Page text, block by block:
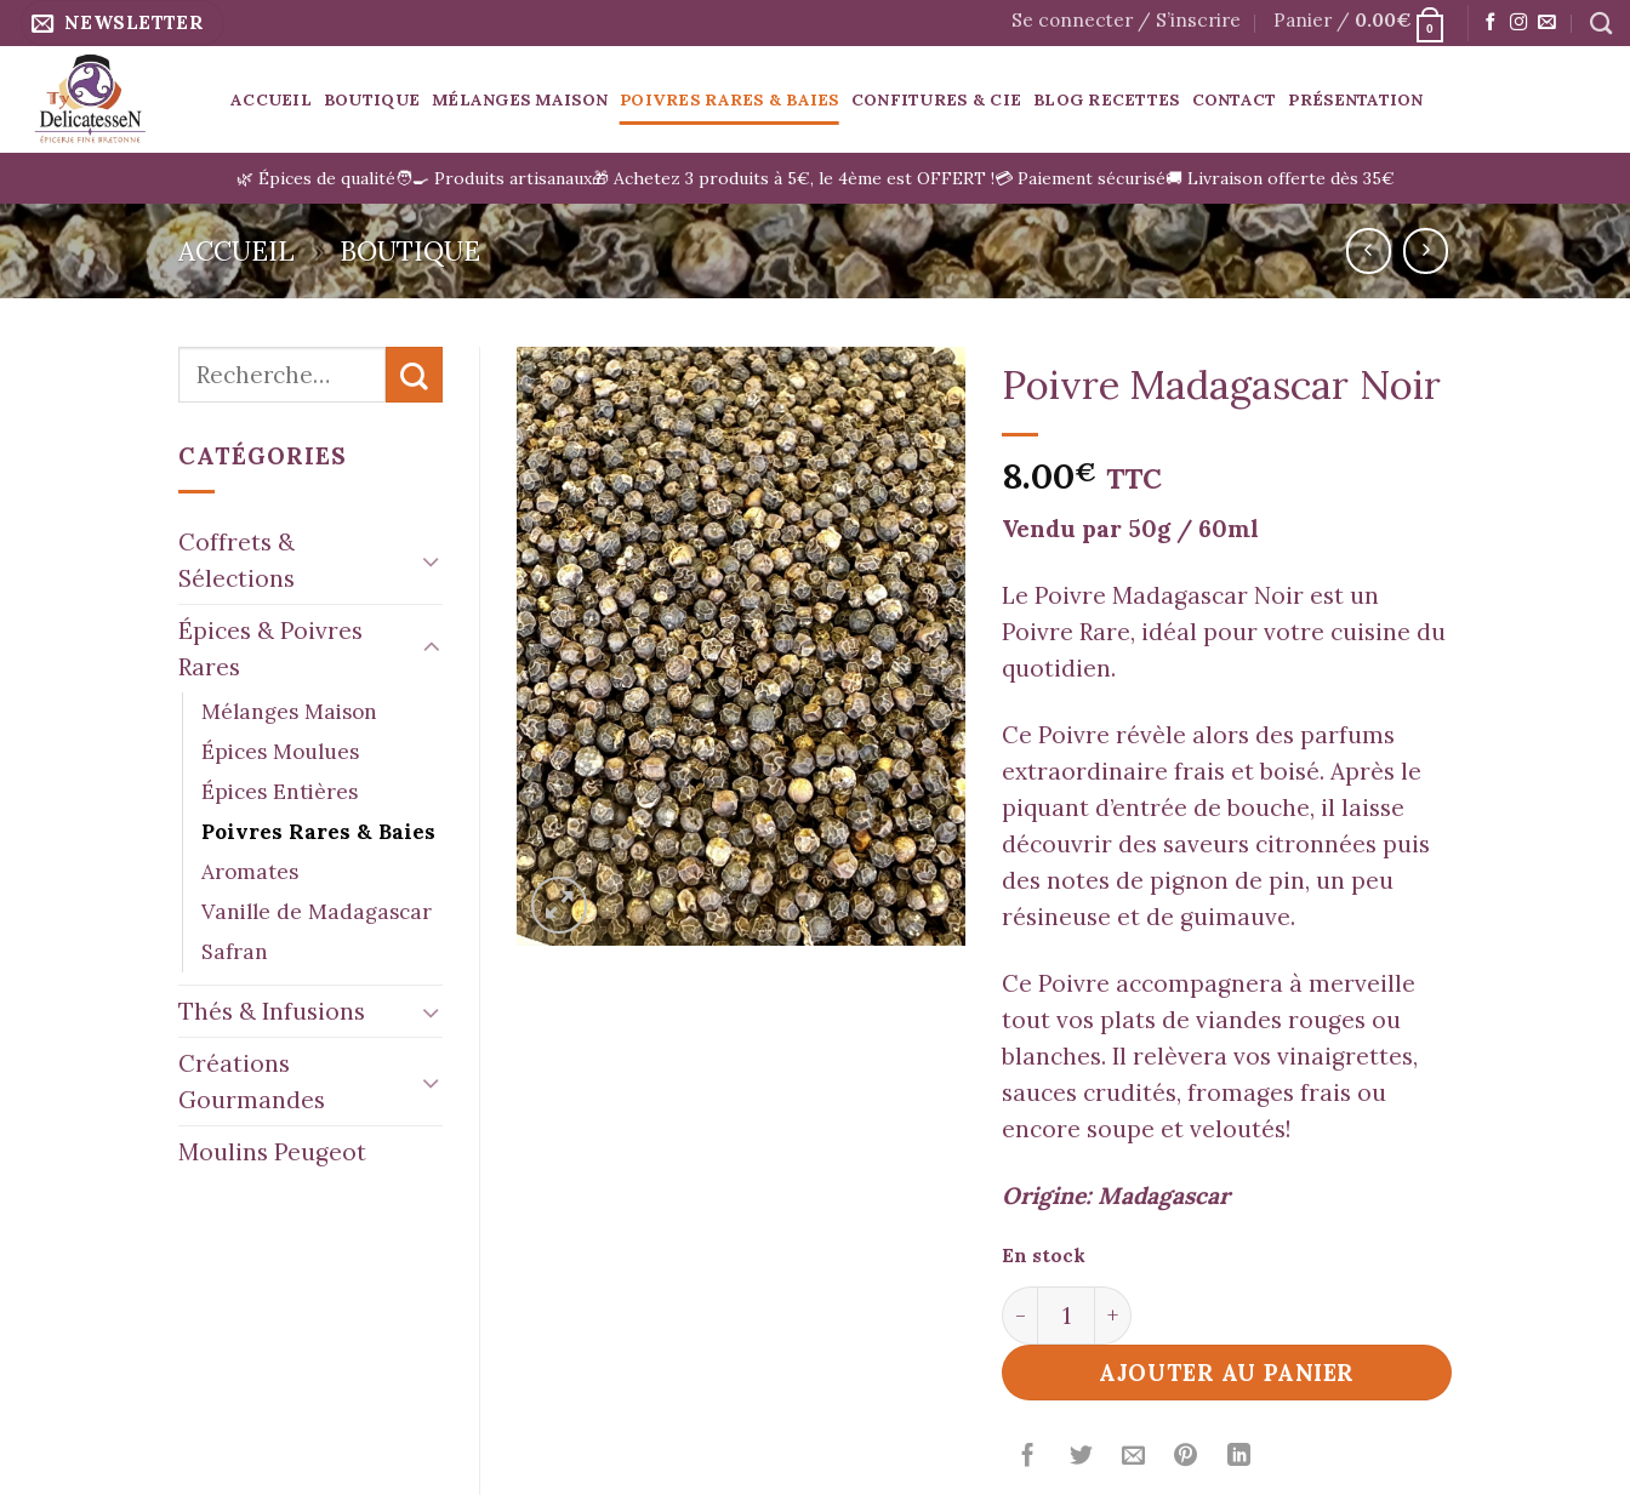
Passer
au
contenu
NEWSLETTER Se connecter / S’inscrire Panier / 0.00€ 0
ACCUEIL BOUTIQUE MÉLANGES MAISON POIVRES RARES & BAIES CONFITURES & CIE BLOG RECETTES CONTACT PRÉSENTATION
🌿 Épices de qualité🧑‍🍳 Produits artisanaux🎁 Achetez 3 produits à 5€, le 4ème est OFFERT !💳 Paiement sécurisé🚚 Livraison offerte dès 35€
ACCUEIL » BOUTIQUE
Recherche
CATÉGORIES
Coffrets &
Sélections
Épices & Poivres
Rares
Mélanges Maison
Épices Moulues
Épices Entières
Poivres Rares & Baies
Aromates
Vanille de Madagascar
Safran
Thés & Infusions
Créations
Gourmandes
Moulins Peugeot
Poivre Madagascar Noir
8.00€ TTC
Vendu par 50g / 60ml
Le Poivre Madagascar Noir est un
Poivre Rare, idéal pour votre cuisine du
quotidien.
Ce Poivre révèle alors des parfums
extraordinaire frais et boisé. Après le
piquant d’entrée de bouche, il laisse
découvrir des saveurs citronnées puis
des notes de pignon de pin, un peu
résineuse et de guimauve.
Ce Poivre accompagnera à merveille
tout vos plats de viandes rouges ou
blanches. Il relèvera vos vinaigrettes,
sauces crudités, fromages frais ou
encore soupe et veloutés!
Origine: Madagascar
En stock
quantité de Poivre Madagascar Noir
AJOUTER AU PANIER